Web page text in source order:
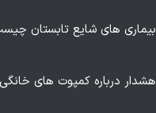
بیماری های شایع تابستان
هشدار درباره کمپوت های